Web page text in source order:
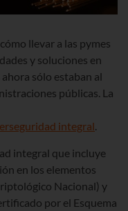
llevar a las pymes
y soluciones en
sólo estaban al
públicas. La
integral.
integral que incluye
en los elementos
Nacional) y
por el Esquema